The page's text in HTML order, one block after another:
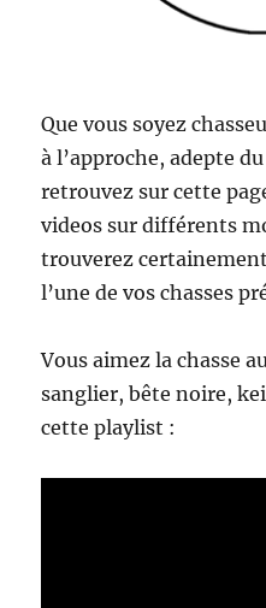
Que vous soyez
à l’approche, adepte
retrouvez sur cette
videos sur différents
trouverez
l’une de vos chasses
Vous aimez la chasse
sanglier, bête noire,
cette playlist :